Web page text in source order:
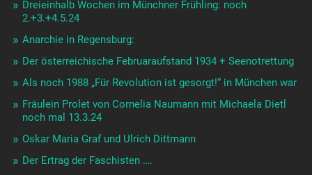
Dreieinhalb Wochen im Münchner Frühling: noch
2.+3.+4.5.24
Anarchie in Regensburg:
Der österreichische Februaraufstand 1934 + Seenotrettung
Als noch 1988 „Für Revolution ist gesorgt!“ in München war
Fräulein Prolet von Cornelia Naumann mit Michaela Dietl
noch mal 13.3.24
Oskar Maria Graf und Ulrich Dittmann
Der Ertrag der Faschisten ….